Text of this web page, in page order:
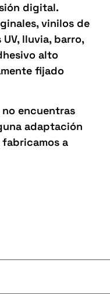
digital.
vinilos de
lluvia, barro,
alto
fijado
encuentras
adaptación
a